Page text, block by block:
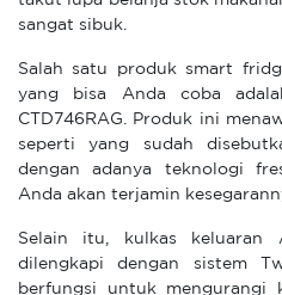
sangat sibuk.
Salah satu produk smart
yang bisa Anda coba
CTD746RAG. Produk ini
seperti yang sudah
dengan adanya teknologi
Anda akan terjamin
Selain itu, kulkas keluaran
dilengkapi dengan sistem
berfungsi untuk mengurangi